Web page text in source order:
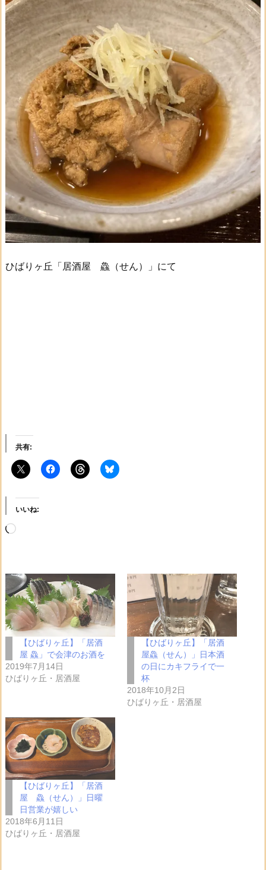
ひばりヶ丘「居酒屋 鱻（せん）」にて
共有:
いいね:
み
中…
【ひばりヶ丘】「居酒
屋 鱻」で会津のお酒を
2019年7月14日
ひばりヶ丘・居酒屋
【ひばりヶ丘】「居酒
屋鱻（せん）」日本酒
の日にカキフライで一
杯
2018年10月2日
ひばりヶ丘・居酒屋
【ひばりヶ丘】「居酒
屋 鱻（せん）」日曜
日営業が嬉しい
2018年6月11日
ひばりヶ丘・居酒屋